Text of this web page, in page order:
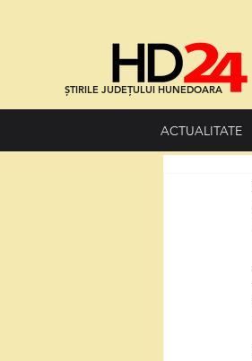
ȘTIRILE JUDEȚULUI HUNEDOARA
ACTUALITATE